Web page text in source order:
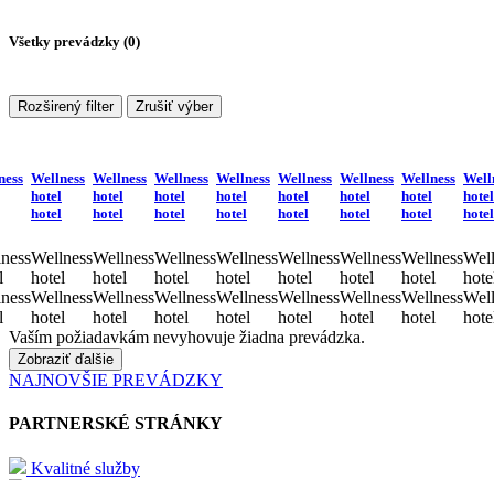
Všetky prevádzky (0)
Rozširený filter Zrušiť výber
Wellness
hotel
hotel
Wellness
hotel
Wellness
hotel
Wellness
hotel
hotel
Wellness
hotel
Wellness
hotel
Wellness
hotel
hotel
Wellness
hotel
Wellness
hotel
Wellness
hotel
hotel
Wellness
hotel
Wellness
hotel
Wellness
hotel
hotel
Wellness
hotel
Wellness
hotel
Wellness
hotel
hotel
Wellness
hotel
Wellness
hotel
Wellness
hotel
hotel
Wellness
hotel
Wellness
hotel
hotel
hotel
Vaším požiadavkám nevyhovuje žiadna prevádzka.
Zobraziť ďalšie
NAJNOVŠIE PREVÁDZKY
PARTNERSKÉ STRÁNKY
Kvalitné služby